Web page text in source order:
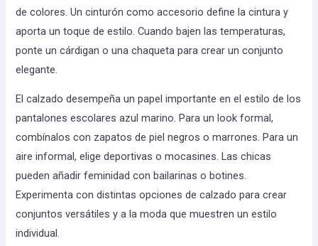
de colores. Un cinturón como accesorio define la cintura y
aporta un toque de estilo. Cuando bajen las temperaturas,
ponte un cárdigan o una chaqueta para crear un conjunto
elegante.
El calzado desempeña un papel importante en el estilo de los
pantalones escolares azul marino. Para un look formal,
combínalos con zapatos de piel negros o marrones. Para un
aire informal, elige deportivas o mocasines. Las chicas
pueden añadir feminidad con bailarinas o botines.
Experimenta con distintas opciones de calzado para crear
conjuntos versátiles y a la moda que muestren un estilo
individual.